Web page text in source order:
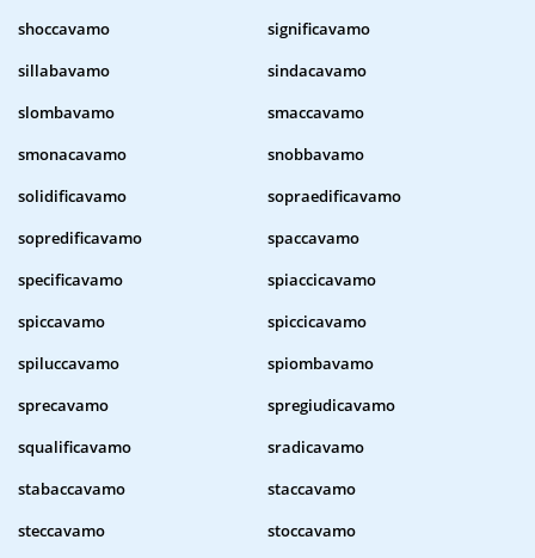
shoccavamo
significavamo
sillabavamo
sindacavamo
slombavamo
smaccavamo
smonacavamo
snobbavamo
solidificavamo
sopraedificavamo
sopredificavamo
spaccavamo
specificavamo
spiaccicavamo
spiccavamo
spiccicavamo
spiluccavamo
spiombavamo
sprecavamo
spregiudicavamo
squalificavamo
sradicavamo
stabaccavamo
staccavamo
steccavamo
stoccavamo